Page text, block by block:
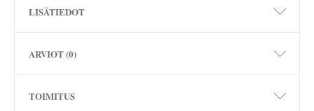
LISÄTIEDOT
ARVIOT (0)
TOIMITUS